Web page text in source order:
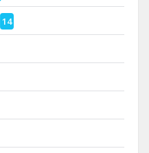
14